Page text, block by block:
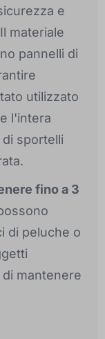
e
materiale
pannelli di
utilizzato
l'intera
sportelli
fino a 3
di peluche o
mantenere